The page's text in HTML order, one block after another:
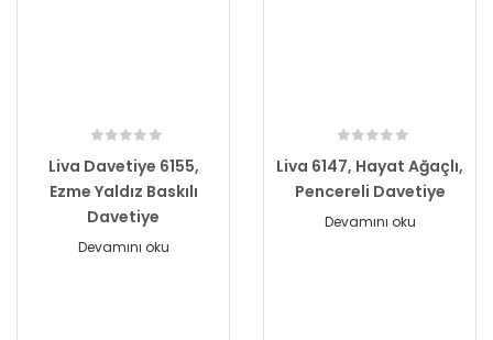
Liva Davetiye 6155,
Ezme Yaldız Baskılı
Davetiye
Devamını oku
Liva 6147, Hayat Ağaçlı,
Pencereli Davetiye
Devamını oku